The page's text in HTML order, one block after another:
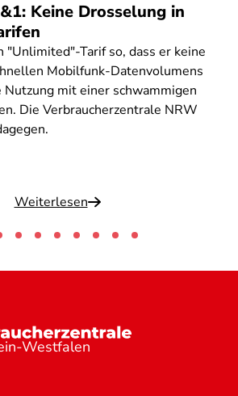
Keine Drosselung in
"Unlimited"-Tarif so, dass er keine
Mobilfunk-Datenvolumens
mit einer schwammigen
Die Verbraucherzentrale NRW
Weiterlesen
Westfalen